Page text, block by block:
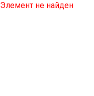
Элемент не найден